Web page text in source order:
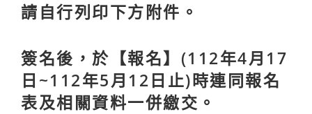
請自行列印下方附件。
簽名後，於【報名】(112年4月17
日~112年5月12日止)時連同報名
表及相關資料一併繳交。